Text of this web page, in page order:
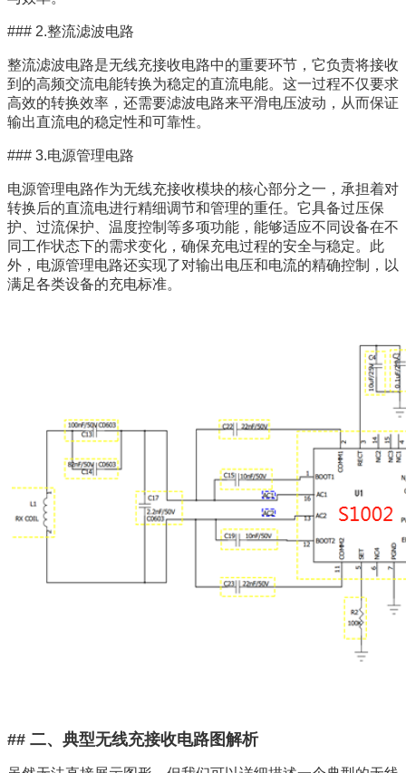
### 2.整流滤波电路
整流滤波电路是无线充接收电路中的重要环节，它负责将接收
到的高频交流电能转换为稳定的直流电能。这一过程不仅要求
高效的转换效率，还需要滤波电路来平滑电压波动，从而保证
输出直流电的稳定性和可靠性。
### 3.电源管理电路
电源管理电路作为无线充接收模块的核心部分之一，承担着对
转换后的直流电进行精细调节和管理的重任。它具备过压保
护、过流保护、温度控制等多项功能，能够适应不同设备在不
同工作状态下的需求变化，确保充电过程的安全与稳定。此
外，电源管理电路还实现了对输出电压和电流的精确控制，以
满足各类设备的充电标准。
## 二、典型无线充接收电路图解析